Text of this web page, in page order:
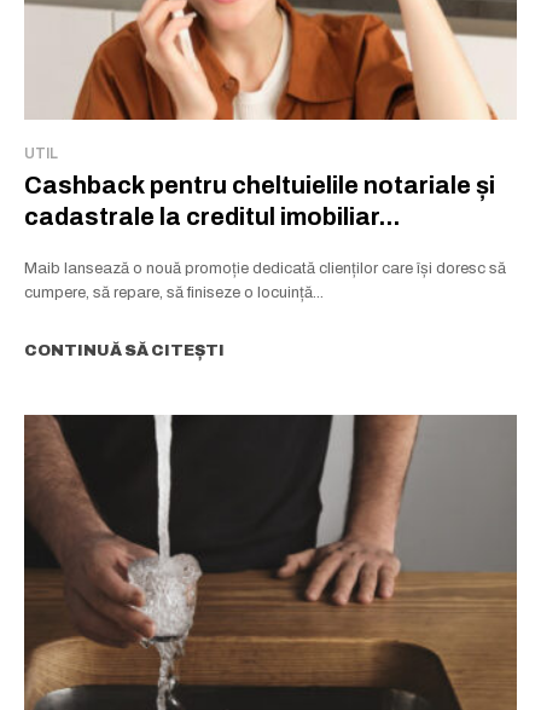
UTIL
Cashback pentru cheltuielile notariale și
cadastrale la creditul imobiliar...
Maib lansează o nouă promoție dedicată clienților care își doresc să
cumpere, să repare, să finiseze o locuință...
CONTINUĂ SĂ CITEȘTI